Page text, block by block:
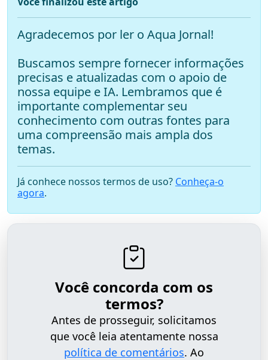
Agradecemos por ler o Aqua Jornal!
Buscamos sempre fornecer informações
precisas e atualizadas com o apoio de
nossa equipe e IA. Lembramos que é
importante complementar seu
conhecimento com outras fontes para
uma compreensão mais ampla dos
temas.
Já conhece nossos termos de uso? Conheça-o
agora.
Você concorda com os
termos?
Antes de prosseguir, solicitamos
que você leia atentamente nossa
política de comentários. Ao